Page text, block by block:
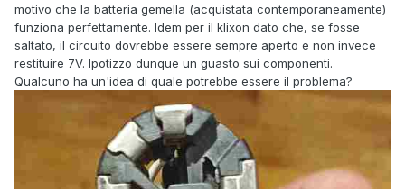
motivo che la batteria gemella (acquistata contemporaneamente)
funziona perfettamente. Idem per il klixon dato che, se fosse
saltato, il circuito dovrebbe essere sempre aperto e non invece
restituire 7V. Ipotizzo dunque un guasto sui componenti.
Qualcuno ha un'idea di quale potrebbe essere il problema?